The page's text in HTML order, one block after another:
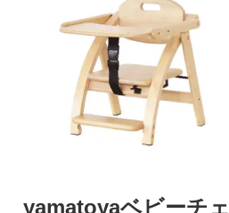
yamatoyaベビーチェ